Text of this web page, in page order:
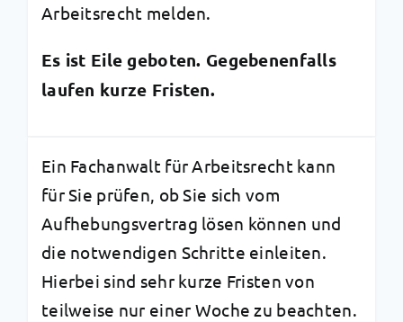
Arbeitsrecht melden.
Es ist Eile geboten. Gegebenenfalls
laufen kurze Fristen.
Ein Fachanwalt für Arbeitsrecht kann
für Sie prüfen, ob Sie sich vom
Aufhebungsvertrag lösen können und
die notwendigen Schritte einleiten.
Hierbei sind sehr kurze Fristen von
teilweise nur einer Woche zu beachten.